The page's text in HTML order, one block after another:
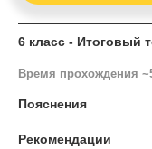
6 класс - Итоговый
Время прохождения
Пояснения
Рекомендации